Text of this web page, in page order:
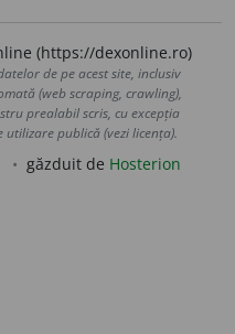
(https://dexonline.ro)
de pe acest site, inclusiv
(web scraping, crawling),
prealabil scris, cu excepția
publică (vezi licența).
găzduit de Hosterion